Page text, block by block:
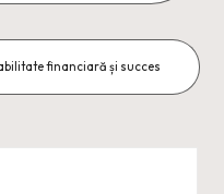
financiară și succes